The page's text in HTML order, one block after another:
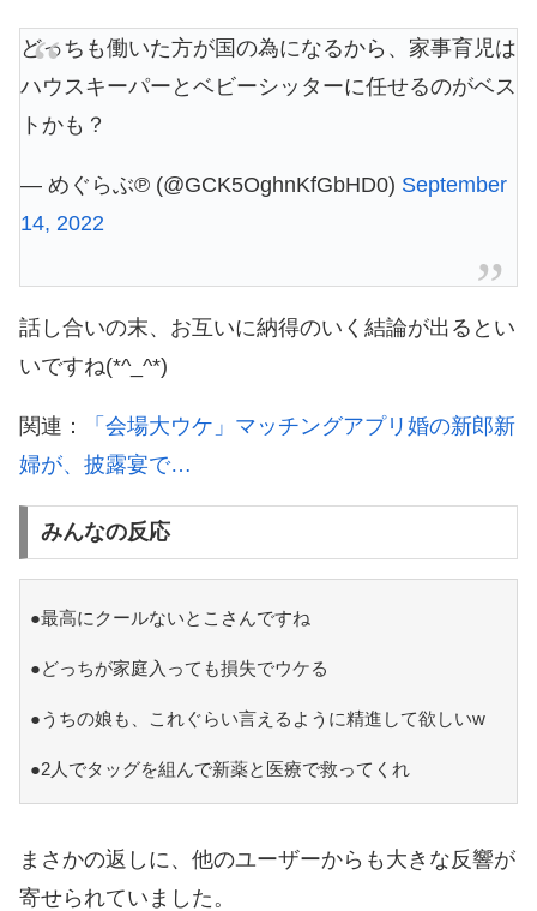
どっちも働いた方が国の為になるから、家事育児は
ハウスキーパーとベビーシッターに任せるのがベス
トかも？
— めぐらぶ℗ (@GCK5OghnKfGbHD0) September
14, 2022
話し合いの末、お互いに納得のいく結論が出るとい
いですね(*^_^*)
関連：
「会場大ウケ」マッチングアプリ婚の新郎新
婦が、披露宴で…
みんなの反応
●最高にクールないとこさんですね
●どっちが家庭入っても損失でウケる
●うちの娘も、これぐらい言えるように精進して欲しいw
●2人でタッグを組んで新薬と医療で救ってくれ
まさかの返しに、他のユーザーからも大きな反響が
寄せられていました。